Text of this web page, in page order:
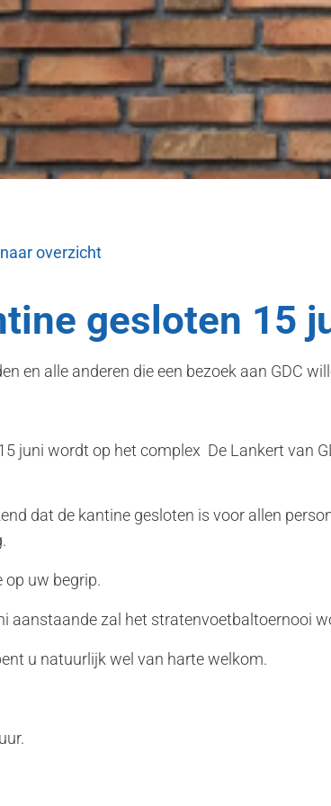
overzicht
gesloten 15
en alle anderen die een bezoek aan GDC
juni wordt op het complex De Lankert van
dat de kantine gesloten is voor allen
op uw begrip.
aanstaande zal het stratenvoetbaltoernooi
u natuurlijk wel van harte welkom.